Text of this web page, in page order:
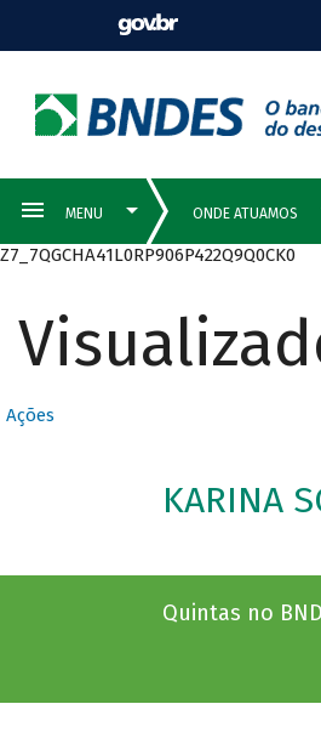
Z7_7QGCHA41L0RP906P422Q9Q0CK0
Ações
KARINA
Quintas no